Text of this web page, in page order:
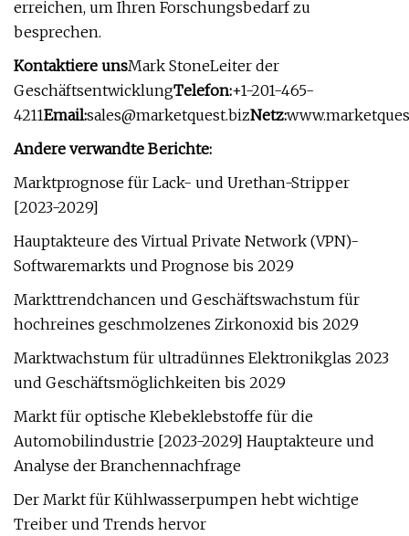
erreichen, um Ihren Forschungsbedarf zu
besprechen.
Kontaktiere unsMark StoneLeiter der
GeschäftsentwicklungTelefon:+1-201-465-
4211Email:sales@marketquest.bizNetz:
Andere verwandte Berichte:
Marktprognose für Lack- und Urethan-Stripper
[2023-2029]
Hauptakteure des Virtual Private Network (VPN)-
Softwaremarkts und Prognose bis 2029
Markttrendchancen und Geschäftswachstum für
hochreines geschmolzenes Zirkonoxid bis 2029
Marktwachstum für ultradünnes Elektronikglas 2023
und Geschäftsmöglichkeiten bis 2029
Markt für optische Klebeklebstoffe für die
Automobilindustrie [2023-2029] Hauptakteure und
Analyse der Branchennachfrage
Der Markt für Kühlwasserpumpen hebt wichtige
Treiber und Trends hervor